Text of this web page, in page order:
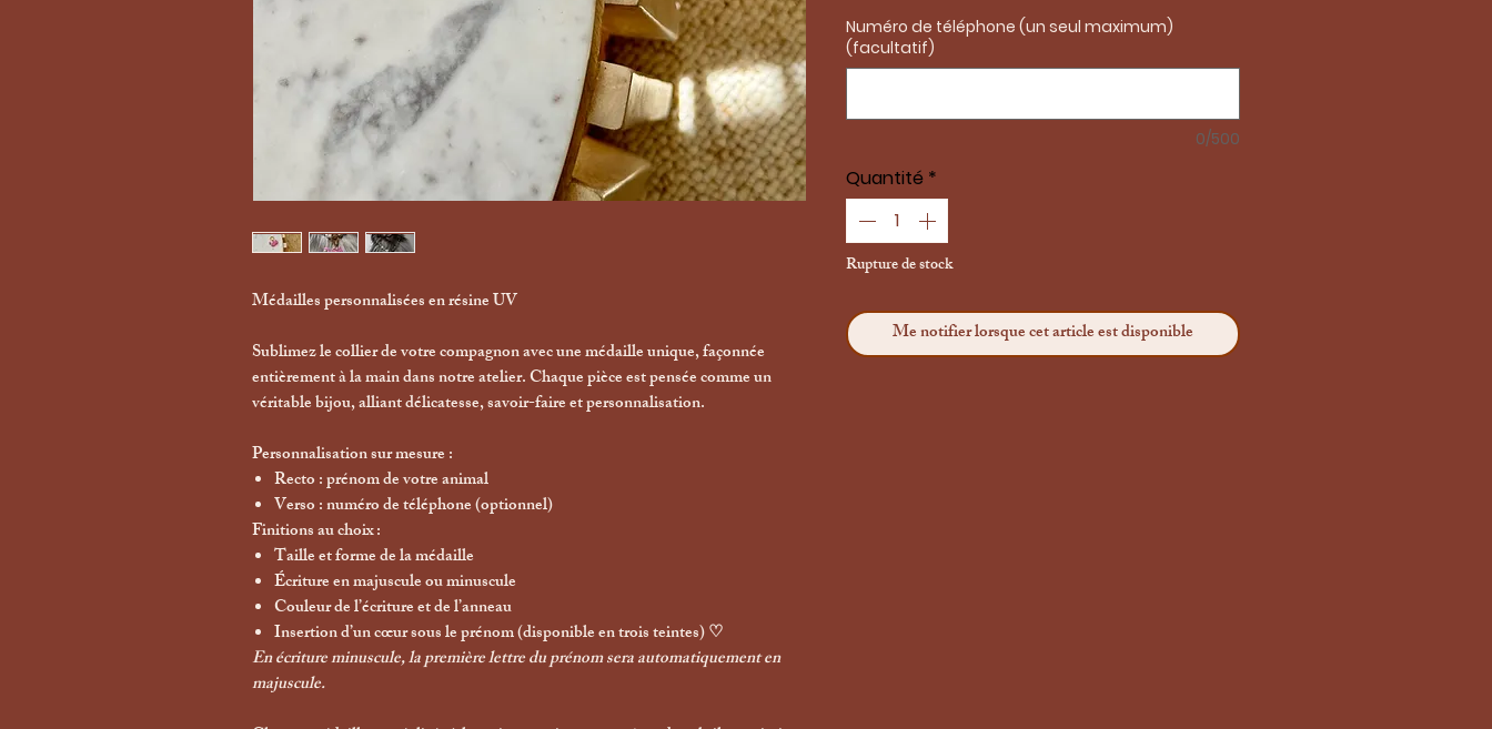
Médailles personnalisées en résine UV
Sublimez le collier de votre compagnon avec une médaille unique, façonnée
entièrement à la maindans notre atelier. Chaque pièce est pensée comme un
véritable bijou, alliant délicatesse, savoir-faire et personnalisation.
Personnalisation sur mesure :
Recto: prénom de votre animal
Verso: numéro de téléphone (optionnel)
Finitions au choix :
Taille et forme de la médaille
Écriture en majuscule ou minuscule
Couleur de l’écriture et de l’anneau
Insertion d’uncœursous le prénom (disponible en trois teintes) ♡
En écriture minuscule, la première lettre du prénom sera automatiquement en
majuscule.
Numéro de téléphone (un seul maximum)
(facultatif)
0/500
Quantité *
Rupture de stock
Me notifier lorsque cet article est disponible